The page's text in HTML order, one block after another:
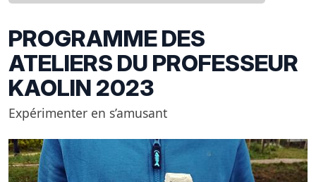
PROGRAMME DES
ATELIERS DU PROFESSEUR
KAOLIN 2023
Expérimenter en s’amusant